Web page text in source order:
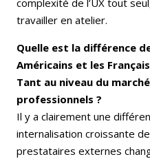
complexité de l’UX tout
travailler en atelier.
Quelle est la différence
Américains et les
Tant au niveau du
professionnels ?
Il y a clairement une
internalisation croissante de
prestataires externes